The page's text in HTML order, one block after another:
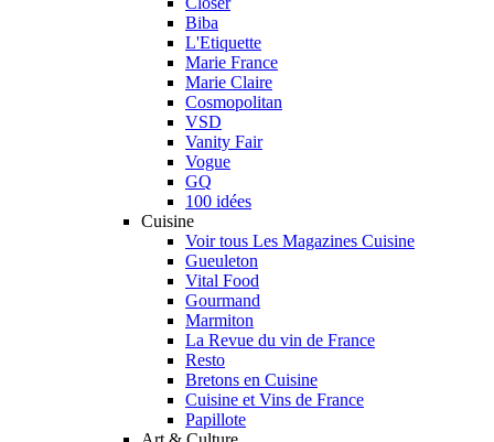
Biba
L'Etiquette
Marie France
Marie Claire
Cosmopolitan
VSD
Vanity Fair
Vogue
GQ
100 idées
Cuisine
Voir tous Les Magazines Cuisine
Gueuleton
Vital Food
Gourmand
Marmiton
La Revue du vin de France
Resto
Bretons en Cuisine
Cuisine et Vins de France
Papillote